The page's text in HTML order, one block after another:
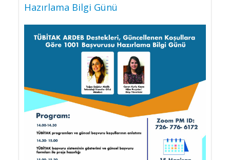
Hazırlama Bilgi Günü